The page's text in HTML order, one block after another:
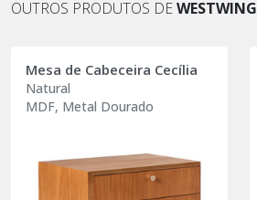
OUTROS PRODUTOS DEWESTWING
Mesa de Cabeceira Cecília
Natural
MDF, Metal Dourado